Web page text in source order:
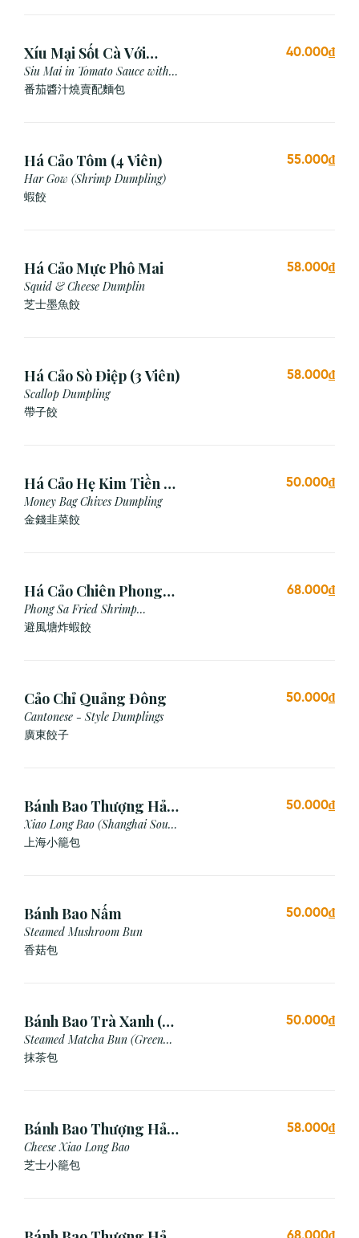
Xíu Mại Sốt Cà Với
Bánh Mì (1 Viên)
Siu Mai in Tomato Sauce with
Bread
番茄醬汁燒賣配麵包
40.000₫
Há Cảo Tôm (4 Viên)
Har Gow (Shrimp Dumpling)
蝦餃
55.000₫
Há Cảo Mực Phô Mai
Squid & Cheese Dumplin
芝⼠墨⿂餃
58.000₫
Há Cảo Sò Điệp (3 Viên)
Scallop Dumpling
帶子餃
58.000₫
Há Cảo Hẹ Kim Tiền (3
Viên)
Money Bag Chives Dumpling
金錢韭菜餃
50.000₫
Há Cảo Chiên Phong
Sa
Phong Sa Fried Shrimp
Dumpling (Garlic Breadcrumb)
避風塘炸蝦餃
68.000₫
Cảo Chỉ Quảng Đông
Cantonese - Style Dumplings
廣東餃⼦
50.000₫
Bánh Bao Thượng Hải
(3 Viên)
Xiao Long Bao (Shanghai Soup
Dumpling)
上海小籠包
50.000₫
Bánh Bao Nấm
Steamed Mushroom Bun
香菇包
50.000₫
Bánh Bao Trà Xanh (3
Cái)
Steamed Matcha Bun (Green
Tea Bun)
抹茶包
50.000₫
Bánh Bao Thượng Hải
Phô Mai (3 Viên)
Cheese Xiao Long Bao
芝士小籠包
58.000₫